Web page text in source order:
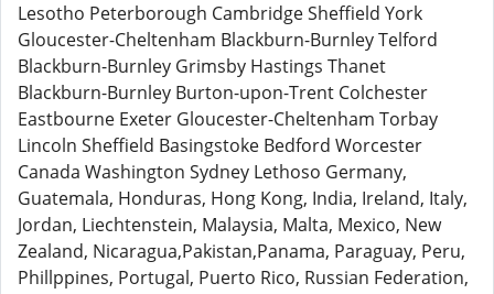
Lesotho Peterborough Cambridge Sheffield York
Gloucester-Cheltenham Blackburn-Burnley Telford
Blackburn-Burnley Grimsby Hastings Thanet
Blackburn-Burnley Burton-upon-Trent Colchester
Eastbourne Exeter Gloucester-Cheltenham Torbay
Lincoln Sheffield Basingstoke Bedford Worcester
Canada Washington Sydney Lethoso Germany,
Guatemala, Honduras, Hong Kong, India, Ireland, Italy,
Jordan, Liechtenstein, Malaysia, Malta, Mexico, New
Zealand, Nicaragua,Pakistan,Panama, Paraguay, Peru,
Phillppines, Portugal, Puerto Rico, Russian Federation,